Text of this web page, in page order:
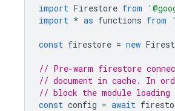
import Firestore from
import * as functions from
const firestore = new
// Pre-warm firestore
// document in cache. In
// block the module loading
const config = await